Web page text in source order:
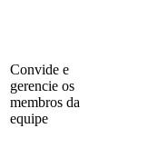
Convide e
gerencie os
membros da
equipe